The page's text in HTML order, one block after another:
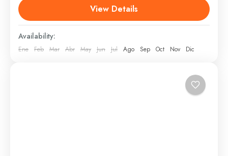
sus sabores exquisitos. Será una experiencia
grastronómica única y mmorable. Disfrutaremos...
Moca
1 Person
View Details
Availability:
Ene Feb Mar Abr May Jun Jul Ago Sep Oct Nov Dic